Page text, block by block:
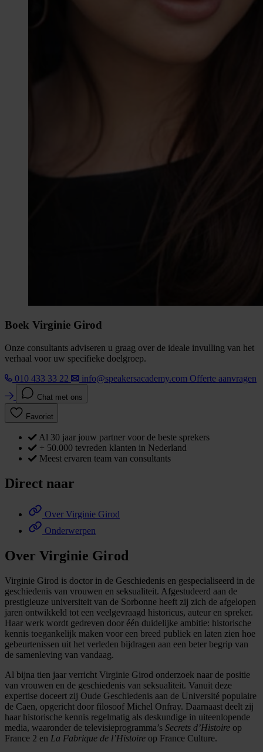
Boek Virginie Girod
Onze consultants adviseren u graag over de ideale invulling van het
verhaal voor uw specifieke doelgroep.
010 433 33 22
info@speakersacademy.com Offerte aanvragen
Chat met ons
Favoriet
Al 30 jaar jouw partner voor de beste sprekers
+ 50.000 tevreden klanten in Nederland
Meest ervaren team van consultants
Direct naar
Over Virginie Girod
Onderwerpen
Over Virginie Girod
Virginie Girod is doctor in de Geschiedenis en gespecialiseerd in de
geschiedenis van vrouwen en seksualiteit. Afgestudeerd aan de
prestigieuze universiteit van de Sorbonne heeft zij zich de afgelopen
jaren ontwikkeld tot een veelgevraagd historicus, auteur en spreker.
Haar werk wordt gedreven door één duidelijke ambitie: historische
kennis toegankelijk maken voor een breed publiek en laten zien hoe
gebeurtenissen uit het verleden bijdragen aan een beter begrip van
de samenleving van vandaag.
Al bijna tien jaar verricht Virginie Girod onderzoek naar de positie
van vrouwen en de geschiedenis van seksualiteit. Vanuit deze
expertise doceert zij Oude Geschiedenis aan de Université populaire
de Caen, opgericht door filosoof Michel Onfray. Daarnaast deelt zij
haar historische kennis regelmatig als deskundige in uiteenlopende
media, waaronder de televisieprogramma’s Secrets d’Histoire op
France 2 en La Fabrique de l’Histoire op France Culture.